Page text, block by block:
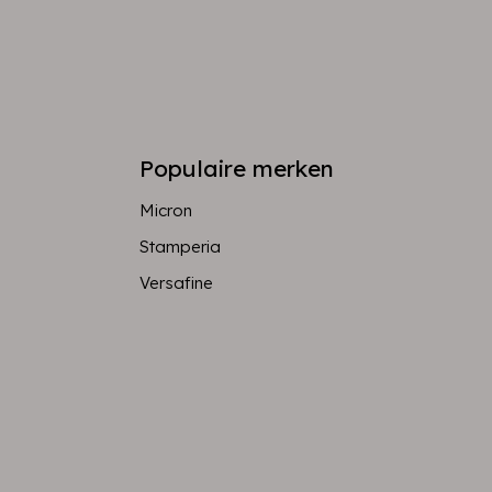
Populaire merken
Micron
Stamperia
Versafine